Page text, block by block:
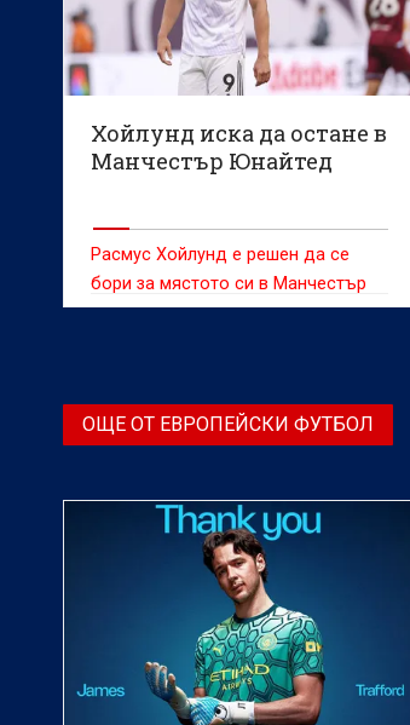
Хойлунд иска да остане в
Манчестър Юнайтед
Расмус Хойлунд е решен да се
бори за мястото си в Манчестър
Юнайтед, съобщава BBC
ОЩЕ ОТ ЕВРОПЕЙСКИ ФУТБОЛ